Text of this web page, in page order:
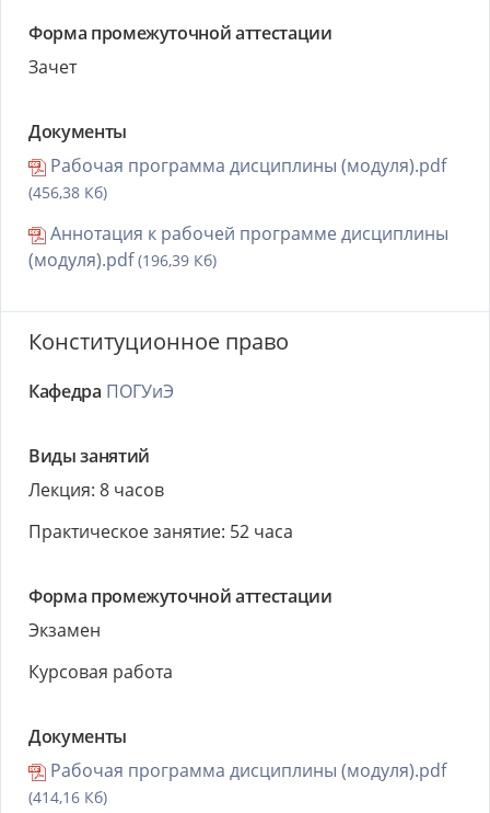
Форма промежуточной аттестации
Зачет
Документы
Рабочая программа дисциплины (модуля).pdf
(456,38 Кб)
Аннотация к рабочей программе дисциплины
(модуля).pdf(196,39 Кб)
Конституционное право
Кафедра ПОГУиЭ
Виды занятий
Лекция: 8 часов
Практическое занятие: 52 часа
Форма промежуточной аттестации
Экзамен
Курсовая работа
Документы
Рабочая программа дисциплины (модуля).pdf
(414,16 Кб)